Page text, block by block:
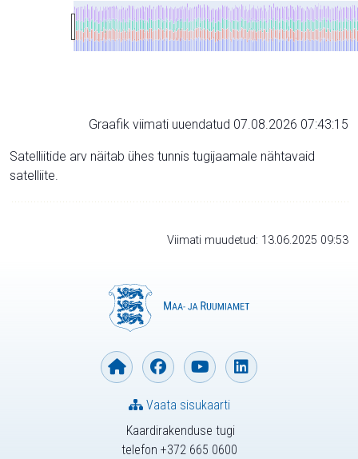
Graafik viimati uuendatud 07.08.2026 07:43:15
Satelliitide arv näitab ühes tunnis tugijaamale nähtavaid
satelliite.
Viimati muudetud: 13.06.2025 09:53
Kaardirakenduse tugi
telefon +372 665 0600
Vaata sisukaarti